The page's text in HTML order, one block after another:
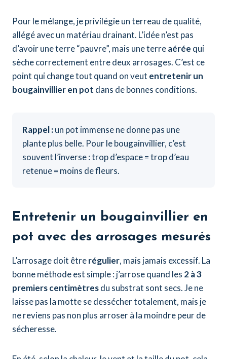
Pour le mélange, je privilégie un terreau de qualité,
allégé avec un matériau drainant. L’idée n’est pas
d’avoir une terre “pauvre”, mais une terreaérée qui
sèche correctement entre deux arrosages. C’est ce
point qui change tout quand on veut entretenir un
bougainvillier en pot dans de bonnes conditions.
Rappel :un pot immense ne donne pas une
plante plus belle. Pour le bougainvillier, c’est
souvent l’inverse : trop d’espace = trop d’eau
retenue = moins de fleurs.
Entretenir un bougainvillier en
pot avec des arrosages mesurés
L’arrosage doit êtrerégulier, mais jamais excessif. La
bonne méthode est simple : j’arrose quand les 2 à 3
premiers centimètresdu substrat sont secs. Je ne
laisse pas la motte se dessécher totalement, mais je
ne reviens pas non plus arroser à la moindre peur de
sécheresse.